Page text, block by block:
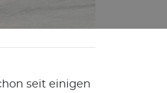
seit einigen